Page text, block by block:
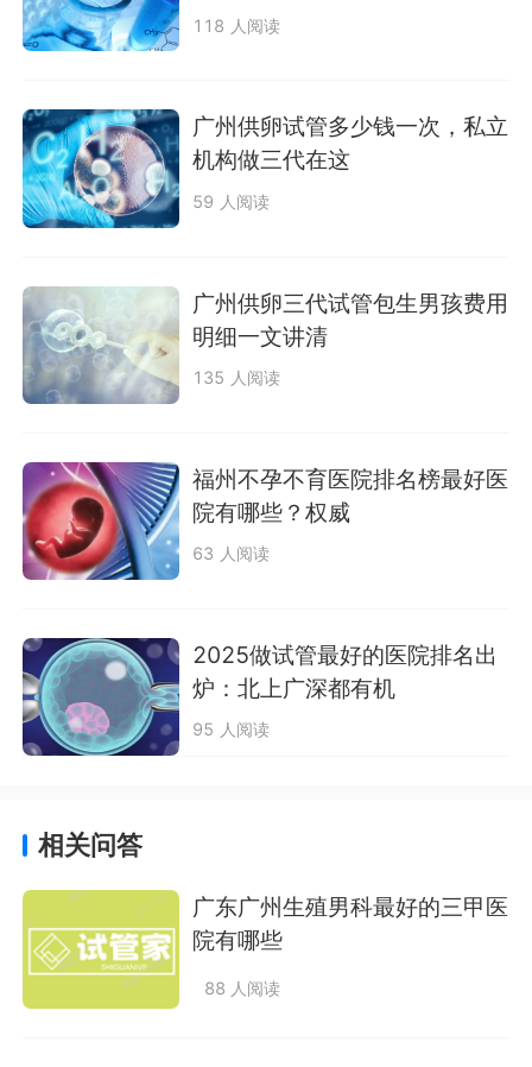
118 人阅读
广州供卵试管多少钱一次，私立
机构做三代在这
59 人阅读
广州供卵三代试管包生男孩费用
明细一文讲清
135 人阅读
福州不孕不育医院排名榜最好医
院有哪些？权威
63 人阅读
2025做试管最好的医院排名出
炉：北上广深都有机
95 人阅读
相关问答
广东广州生殖男科最好的三甲医
院有哪些
88 人阅读